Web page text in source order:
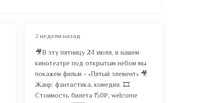
2 недели назад
🎥В эту пятницу 24 июля, в нашем
кинотеатре под открытым небом мы
покажем фильм - «Пятый элемент» 🎥
Жанр: фантастика, комедия. 🎞️
Стоимость билета 150₽, welcome